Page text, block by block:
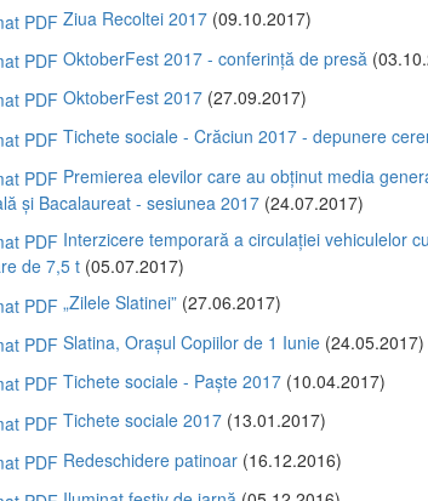
Ziua Recoltei 2017 (09.10.2017)
OktoberFest 2017 - conferință de presă
OktoberFest 2017 (27.09.2017)
Tichete sociale - Crăciun 2017 - depunere
Premierea elevilor care au obținut media
și Bacalaureat - sesiunea 2017 (24.07.2017)
Interzicere temporară a circulației vehiculelor
de 7,5 t (05.07.2017)
„Zilele Slatinei” (27.06.2017)
Slatina, Orașul Copiilor de 1 Iunie (24.05.2017)
Tichete sociale - Paște 2017 (10.04.2017)
Tichete sociale 2017 (13.01.2017)
Redeschidere patinoar (16.12.2016)